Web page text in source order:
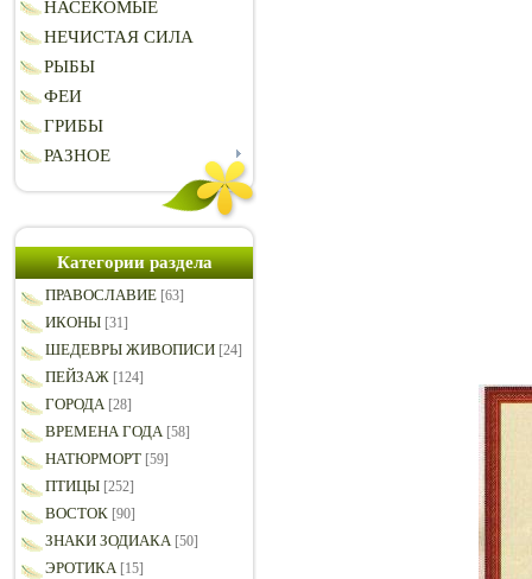
НАСЕКОМЫЕ
НЕЧИСТАЯ СИЛА
РЫБЫ
ФЕИ
ГРИБЫ
РАЗНОЕ
Категории раздела
ПРАВОСЛАВИЕ [63]
ИКОНЫ [31]
ШЕДЕВРЫ ЖИВОПИСИ [24]
ПЕЙЗАЖ [124]
ГОРОДА [28]
ВРЕМЕНА ГОДА [58]
НАТЮРМОРТ [59]
ПТИЦЫ [252]
ВОСТОК [90]
ЗНАКИ ЗОДИАКА [50]
ЭРОТИКА [15]